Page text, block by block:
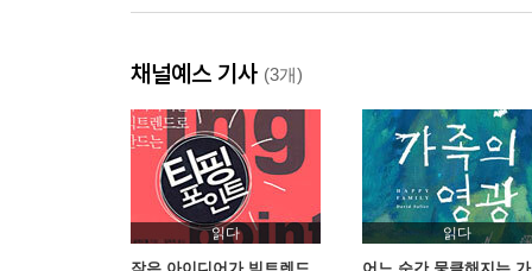
채널예스 기사 (3개)
읽다 읽다